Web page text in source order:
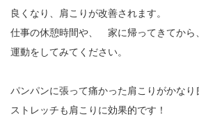
良くなり、肩こりが改善されます。
仕事の休憩時間や、 家に帰ってきてから
運動をしてみてください。
パンパンに張って痛かった肩こりがかなり
ストレッチも肩こりに効果的です！